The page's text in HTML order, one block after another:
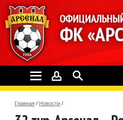
Главная / Новости /